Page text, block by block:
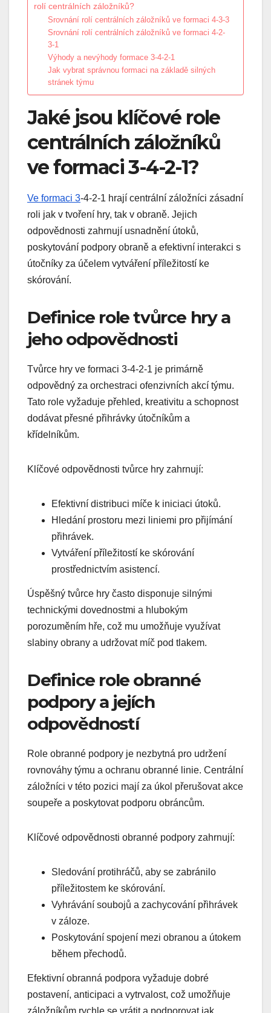
rolí centrálních záložníků?
Srovnání rolí centrálních záložníků ve formaci 4-3-3
Srovnání rolí centrálních záložníků ve formaci 4-2-
3-1
Výhody a nevýhody formace 3-4-2-1
Jak vybrat správnou formaci na základě silných
stránek týmu
Jaké jsou klíčové role
centrálních záložníků
ve formaci 3-4-2-1?
Ve formaci 3-4-2-1 hrají centrální záložníci zásadní
roli jak v tvoření hry, tak v obraně. Jejich
odpovědnosti zahrnují usnadnění útoků,
poskytování podpory obraně a efektivní interakci s
útočníky za účelem vytváření příležitostí ke
skórování.
Definice role tvůrce hry a
jeho odpovědnosti
Tvůrce hry ve formaci 3-4-2-1 je primárně
odpovědný za orchestraci ofenzivních akcí týmu.
Tato role vyžaduje přehled, kreativitu a schopnost
dodávat přesné přihrávky útočníkům a
křídelníkům.
Klíčové odpovědnosti tvůrce hry zahrnují:
Efektivní distribuci míče k iniciaci útoků.
Hledání prostoru mezi liniemi pro přijímání
přihrávek.
Vytváření příležitostí ke skórování
prostřednictvím asistencí.
Úspěšný tvůrce hry často disponuje silnými
technickými dovednostmi a hlubokým
porozuměním hře, což mu umožňuje využívat
slabiny obrany a udržovat míč pod tlakem.
Definice role obranné
podpory a jejích
odpovědností
Role obranné podpory je nezbytná pro udržení
rovnováhy týmu a ochranu obranné linie. Centrální
záložníci v této pozici mají za úkol přerušovat akce
soupeře a poskytovat podporu obráncům.
Klíčové odpovědnosti obranné podpory zahrnují:
Sledování protihráčů, aby se zabránilo
příležitostem ke skórování.
Vyhrávání soubojů a zachycování přihrávek
v záloze.
Poskytování spojení mezi obranou a útokem
během přechodů.
Efektivní obranná podpora vyžaduje dobré
postavení, anticipaci a vytrvalost, což umožňuje
záložníkům rychle se vrátit a podporovat jak